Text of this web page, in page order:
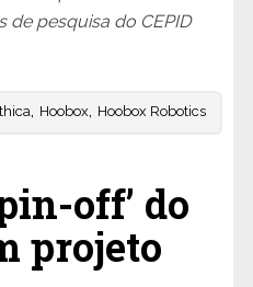
de pesquisa do CEPID
, Hoobox, Hoobox Robotics
off’ do
projeto